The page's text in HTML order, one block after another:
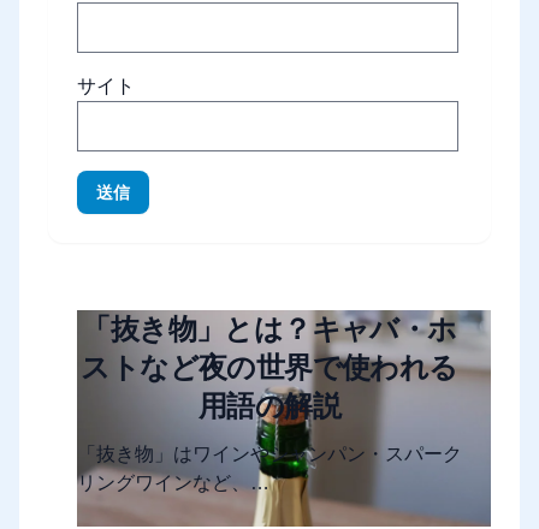
サイト
送信
「抜き物」とは？キャバ・ホ
ストなど夜の世界で使われる
用語の解説
「抜き物」はワインやシャンパン・スパーク
リングワインなど、…